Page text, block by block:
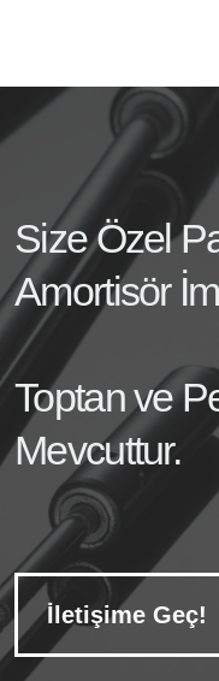
Size Özel
Amortisör
Toptan ve
Mevcuttur.
İletişime Geç!